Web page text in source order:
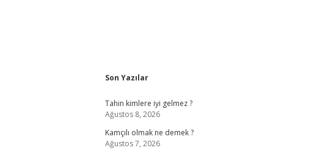
Sidebar
Son Yazılar
Tahin kimlere iyi gelmez ?
Ağustos 8, 2026
Kamçılı olmak ne demek ?
Ağustos 7, 2026